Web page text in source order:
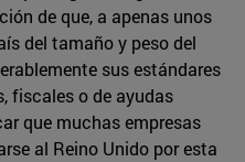
de que, a apenas unos
del tamaño y peso del
sus estándares
fiscales o de ayudas
que muchas empresas
al Reino Unido por esta